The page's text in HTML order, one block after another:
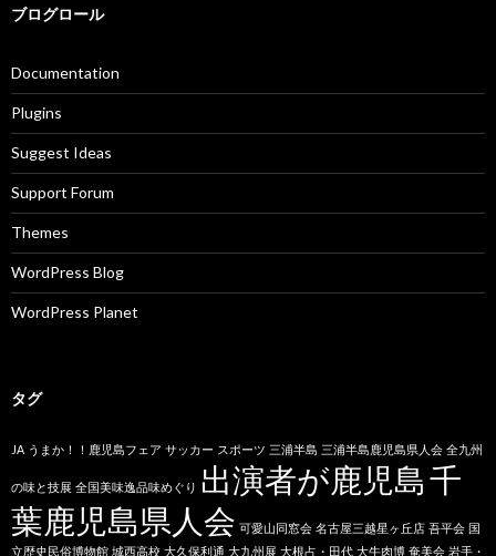
ブログロール
Documentation
Plugins
Suggest Ideas
Support Forum
Themes
WordPress Blog
WordPress Planet
タグ
JA うまか！！鹿児島フェア サッカー スポーツ 三浦半島 三浦半島鹿児島県人会 全九州
の味と技展 全国美味逸品味めぐり 出演者が鹿児島千
葉鹿児島県人会 可愛山同窓会 名古屋三越星ヶ丘店 吾平会 国
立歴史民俗博物館 城西高校 大久保利通 大九州展 大根占・田代 大牛肉博 奄美会 岩手・